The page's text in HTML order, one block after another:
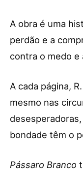
A obra é uma
perdão e a
contra o medo e
A cada página,
mesmo nas
bondade têm o
Pássaro Branco